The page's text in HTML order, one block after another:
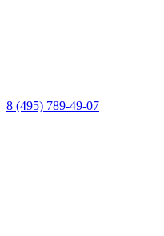
8 (495) 789-49-07